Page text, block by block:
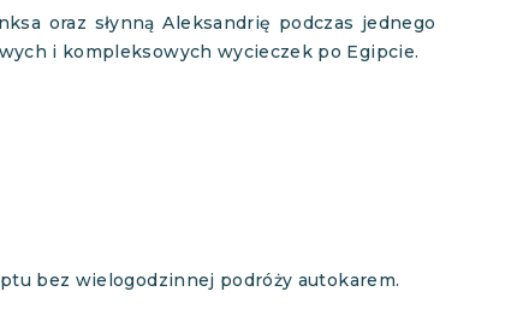
oraz słynną Aleksandrię podczas jednego
i kompleksowych wycieczek po Egipcie.
bez wielogodzinnej podróży autokarem.